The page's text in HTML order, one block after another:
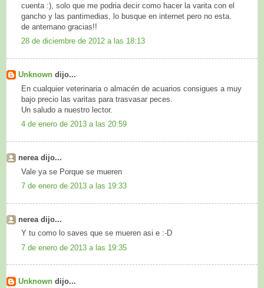
cuenta :), solo que me podria decir como hacer la varita con el
gancho y las pantimedias, lo busque en internet pero no esta.
de antemano gracias!!
28 de diciembre de 2012 a las 18:13
Unknown dijo...
En cualquier veterinaria o almacén de acuarios consigues a muy
bajo precio las varitas para trasvasar peces.
Un saludo a nuestro lector.
4 de enero de 2013 a las 20:59
nerea dijo...
Vale ya se Porque se mueren
7 de enero de 2013 a las 19:33
nerea dijo...
Y tu como lo saves que se mueren asi e :-D
7 de enero de 2013 a las 19:35
Unknown dijo...